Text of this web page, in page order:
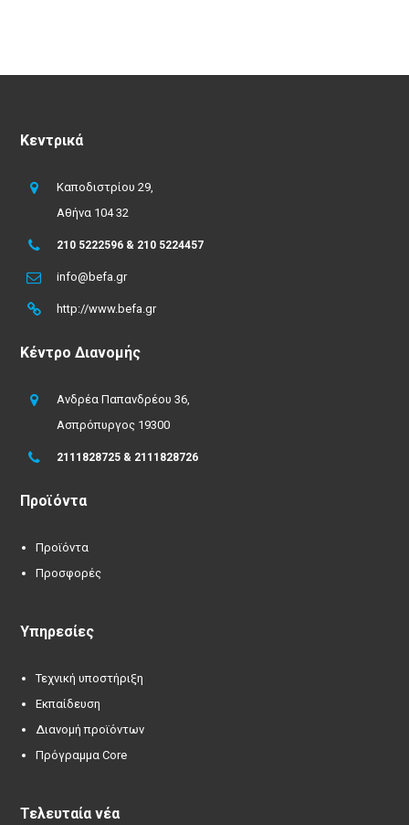
Κεντρικά
Καποδιστρίου 29,
Αθήνα 104 32
210 5222596 & 210 5224457
info@befa.gr
http://www.befa.gr
Κέντρο Διανομής
Ανδρέα Παπανδρέου 36,
Ασπρόπυργος 19300
2111828725 & 2111828726
Προϊόντα
Προϊόντα
Προσφορές
Υπηρεσίες
Τεχνική υποστήριξη
Εκπαίδευση
Διανομή προϊόντων
Πρόγραμμα Core
Τελευταία νέα